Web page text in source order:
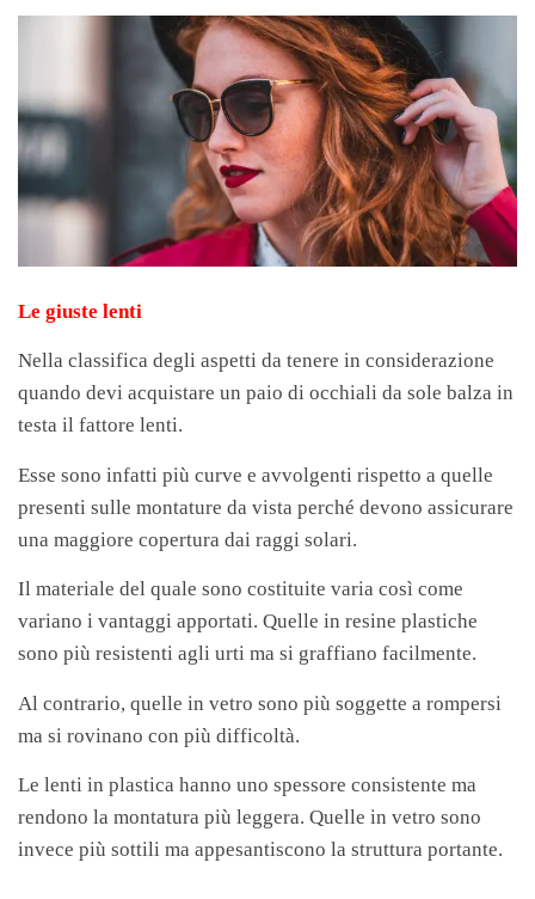
Le giuste lenti
Nella classifica degli aspetti da tenere in considerazione
quando devi acquistare un paio di occhiali da sole balza in
testa il fattore lenti.
Esse sono infatti più curve e avvolgenti rispetto a quelle
presenti sulle montature da vista perché devono assicurare
una maggiore copertura dai raggi solari.
Il materiale del quale sono costituite varia così come
variano i vantaggi apportati. Quelle in resine plastiche
sono più resistenti agli urti ma si graffiano facilmente.
Al contrario, quelle in vetro sono più soggette a rompersi
ma si rovinano con più difficoltà.
Le lenti in plastica hanno uno spessore consistente ma
rendono la montatura più leggera. Quelle in vetro sono
invece più sottili ma appesantiscono la struttura portante.